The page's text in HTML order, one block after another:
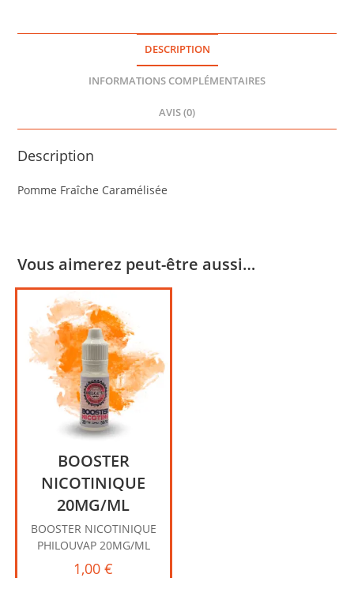
3
DESCRIPTION
INFORMATIONS COMPLÉMENTAIRES
AVIS (0)
Description
Pomme Fraîche Caramélisée
Vous aimerez peut-être aussi…
BOOSTER
NICOTINIQUE
20MG/ML
BOOSTER NICOTINIQUE
PHILOUVAP 20MG/ML
1,00€